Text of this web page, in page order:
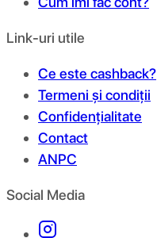
Link-uri utile
Ce este cashback?
Termeni și condiții
Confidențialitate
Contact
ANPC
Social Media